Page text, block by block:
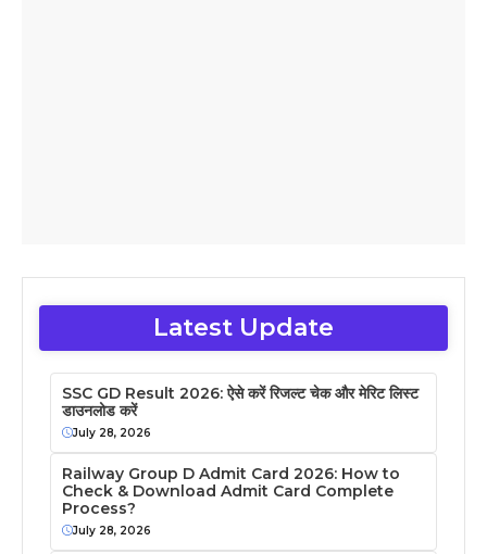
Latest Update
SSC GD Result 2026: ऐसे करें रिजल्ट चेक और मेरिट लिस्ट
डाउनलोड करें
July 28, 2026
Railway Group D Admit Card 2026: How to
Check & Download Admit Card Complete
Process?
July 28, 2026